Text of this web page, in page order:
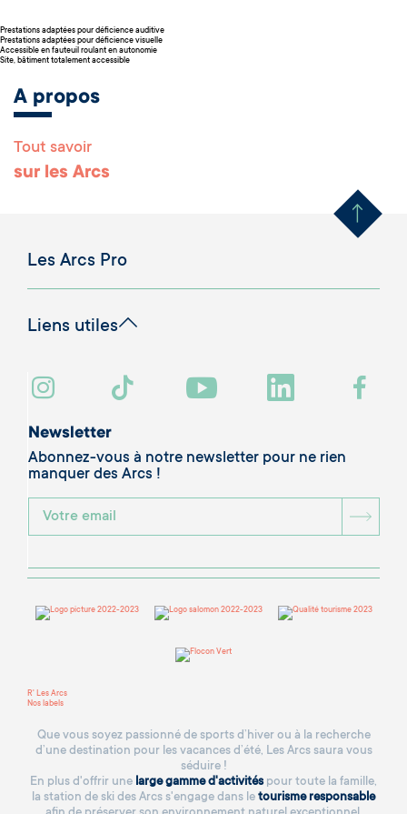
Prestations adaptées pour déficience auditive
Prestations adaptées pour déficience visuelle
Accessible en fauteuil roulant en autonomie
Site, bâtiment totalement accessible
A propos
Tout savoir
sur les Arcs Remonter
Les Arcs Pro
Liens utiles
Newsletter
Abonnez-vous à notre newsletter pour ne rien
manquer des Arcs !
R' Les Arcs
Nos labels
Que vous soyez passionné de sports d’hiver ou à la recherche
d’une destination pour les vacances d’été, Les Arcs saura vous
séduire !
En plus d'offrir une large gamme d'activitéspour toute la famille,
la station de ski des Arcs s'engage dans le tourisme responsable